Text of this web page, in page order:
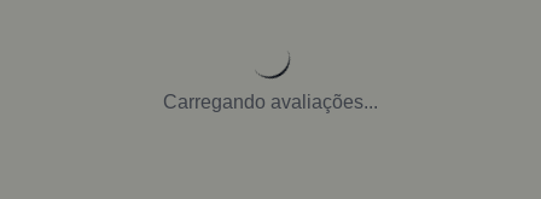
Carregando avaliações...